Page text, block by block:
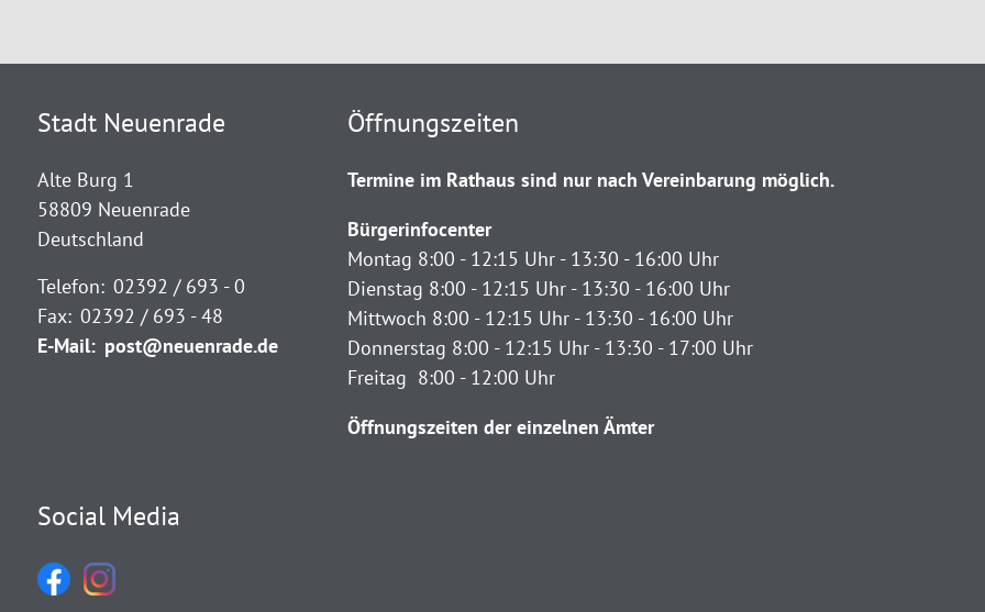
Stadt Neuenrade
Alte Burg 1
58809 Neuenrade
Deutschland
Telefon: 02392 / 693 - 0
Fax: 02392 / 693 - 48
E-Mail: post@neuenrade.de
Öffnungszeiten
Termine im Rathaus sind nur nach Vereinbarung möglich.
Bürgerinfocenter
Montag 8:00 - 12:15 Uhr - 13:30 - 16:00 Uhr
Dienstag 8:00 - 12:15 Uhr - 13:30 - 16:00 Uhr
Mittwoch 8:00 - 12:15 Uhr - 13:30 - 16:00 Uhr
Donnerstag 8:00 - 12:15 Uhr - 13:30 - 17:00 Uhr
Freitag 8:00 - 12:00 Uhr
Öffnungszeiten der einzelnen Ämter
Social Media